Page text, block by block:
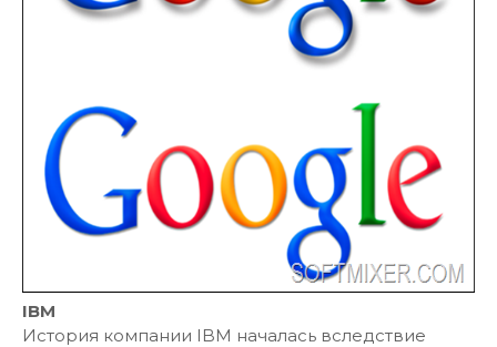
IBM
История компании IBM началась вследствие